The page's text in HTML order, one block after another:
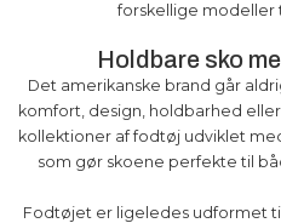
forskellige modeller
Holdbare sko
Det amerikanske brand går
komfort, design, holdbarhed
kollektioner af fodtøj udviklet
som gør skoene perfekte til
Fodtøjet er ligeledes udformet